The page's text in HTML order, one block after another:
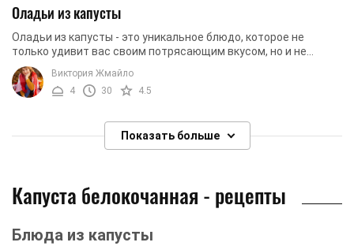
Оладьи из капусты
Оладьи из капусты - это уникальное блюдо, которое не
только удивит вас своим потрясающим вкусом, но и не
причинит никакого вреда вашей фигуре. ...
Виктория Жмайло
4
30 4.5
Показать больше
Капуста белокочанная - рецепты
Блюда из капусты